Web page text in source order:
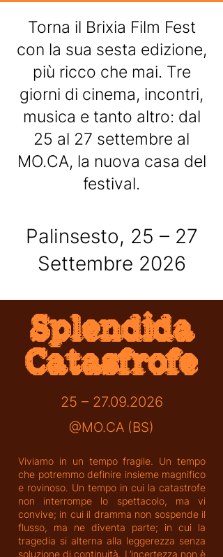
Torna il Brixia Film Fest
con la sua sesta edizione,
più ricco che mai. Tre
giorni di cinema, incontri,
musica e tanto altro: dal
25 al 27 settembre al
MO.CA, la nuova casa del
festival.
Palinsesto, 25 – 27
Settembre 2026
Splendida
Catasfrofe
25 – 27.09.2026
@MO.CA (BS)
Viviamo in un tempo fragile. Un tempo
che potremmo definire insieme magnifico
e rovinoso. Un tempo in cui la catastrofe
non interrompe lo spettacolo, ma vi
convive; in cui il dramma non sospende il
flusso, ma ne diventa parte; in cui la
tragedia si alterna alla leggerezza senza
soluzione di continuità. L’incertezza non è